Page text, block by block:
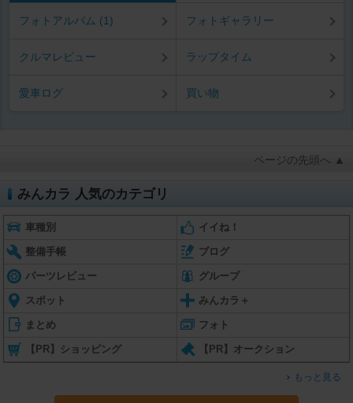
フォトアルバム (1) フォトギャラリー
クルマレビュー ラップタイム
愛車ログ 買い物
ページの先頭へ ▲
みんカラ 人気のカテゴリ
車種別 イイね！
整備手帳 ブログ
パーツレビュー グループ
スポット みんカラ＋
まとめ フォト
【PR】ショッピング 【PR】オークション
もっと見る